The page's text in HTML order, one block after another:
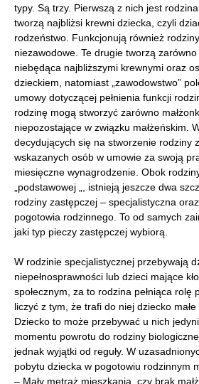
typy. Są trzy. Pierwszą z nich jest
tworzą najbliżsi krewni dziecka, czyli
rodzeństwo. Funkcjonują również
niezawodowe. Te drugie tworzą
niebędąca najbliższymi krewnymi oraz
dzieckiem, natomiast „zawodowstwo”
umowy dotyczącej pełnienia funkcji
rodzinę mogą stworzyć zarówno
niepozostające w związku małżeńskim.
decydujących się na stworzenie rodziny
wskazanych osób w umowie za swoją
miesięczne wynagrodzenie. Obok
„podstawowej „, istnieją jeszcze dwa
rodziny zastępczej – specjalistyczna
pogotowia rodzinnego. To od samych
jaki typ pieczy zastępczej wybiorą.
W rodzinie specjalistycznej przebywają
niepełnosprawności lub dzieci mające
społecznym, za to rodzina pełniąca rolę
liczyć z tym, że trafi do niej dziecko małe
Dziecko to może przebywać u nich
momentu powrotu do rodziny
jednak wyjątki od reguły. W
pobytu dziecka w pogotowiu rodzinnym
– Mały metraż mieszkania, czy brak